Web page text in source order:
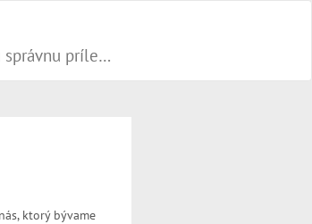
Progresívne PR články dokážu váš biznis popohnať vesmírnou rýchlosťou vpred. Nepremeškajte tú správnu príležitosť a publikujte na našom webe.
ktorý bývame